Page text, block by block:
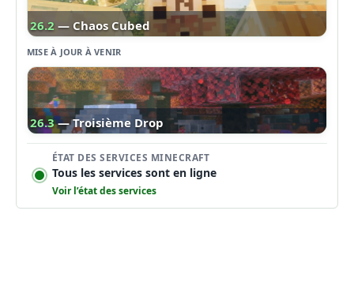
26.2 — Chaos Cubed
MISE À JOUR À VENIR
26.3 — Troisième Drop
ÉTAT DES SERVICES MINECRAFT
Tous les services sont en ligne
Voir l’état des services